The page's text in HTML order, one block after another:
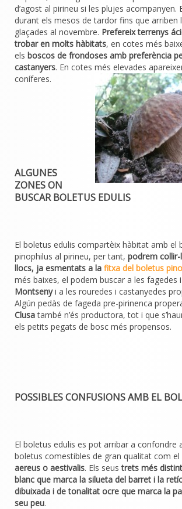
d’agost al pirineu si les plujes acompanyen.
durant els mesos de tardor fins que arriben
glaçades al novembre. Prefereix terrenys
trobar en molts hàbitats, en cotes més
els boscos de frondoses amb preferència
castanyers. En cotes més elevades
coníferes.
ALGUNES
ZONES ON
BUSCAR BOLETUS EDULIS
El boletus edulis compartèix hàbitat amb el
pinophilus al pirineu, per tant, podrem
llocs, ja esmentats a la fitxa del boletus
més baixes, el podem buscar a les fagedes
Montsenyi a les rouredes i castanyedes
Algún pedàs de fageda pre-pirinenca
Clusatambé n’és productora, tot i que
els petits pegats de bosc més propensos.
POSSIBLES CONFUSIONS AMB EL
El boletus edulis es pot arribar a confondre
boletus comestibles de gran qualitat com el
aereus o aestivalis. Els seustrets més
blanc que marca la silueta del barret i la
dibuixada i de tonalitat ocre que marca la
seu peu.